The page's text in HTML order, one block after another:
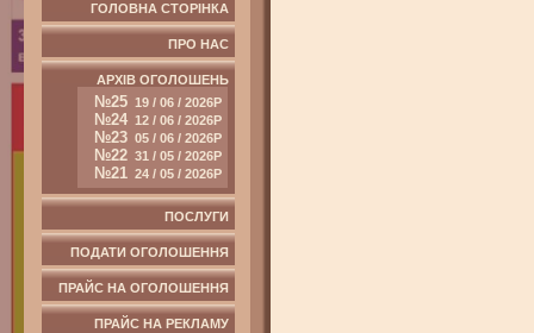
ГОЛОВНА СТОРІНКА
ПРО НАС
АРХІВ ОГОЛОШЕНЬ
№25 19 / 06 / 2026Р
№24 12 / 06 / 2026Р
№23 05 / 06 / 2026Р
№22 31 / 05 / 2026Р
№21 24 / 05 / 2026Р
ПОСЛУГИ
ПОДАТИ ОГОЛОШЕННЯ
ПРАЙС НА ОГОЛОШЕННЯ
ПРАЙС НА РЕКЛАМУ